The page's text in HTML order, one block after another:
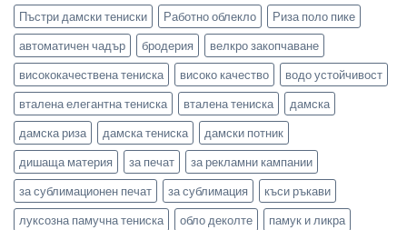
Пъстри дамски тениски
Работно облекло
Риза поло пике
автоматичен чадър
бродерия
велкро закопчаване
висококачествена тениска
високо качество
водо устойчивост
вталена елегантна тениска
вталена тениска
дамска
дамска риза
дамска тениска
дамски потник
дишаща материя
за печат
за рекламни кампании
за сублимационен печат
за сублимация
къси ръкави
луксозна памучна тениска
обло деколте
памук и ликра